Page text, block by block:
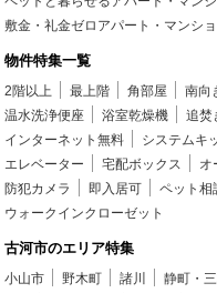
敷金・礼金ゼロアパート・マンシ
物件特集一覧
2階以上 最上階 角部屋 南向
温水洗浄便座
浴室乾燥機 追焚
インターネット無料
システムキ
エレベーター
宅配ボックス オ
防犯カメラ
即入居可 ペット相
ウォークインクローゼット
古河市のエリア特集
小山市 野木町 諸川 静町・